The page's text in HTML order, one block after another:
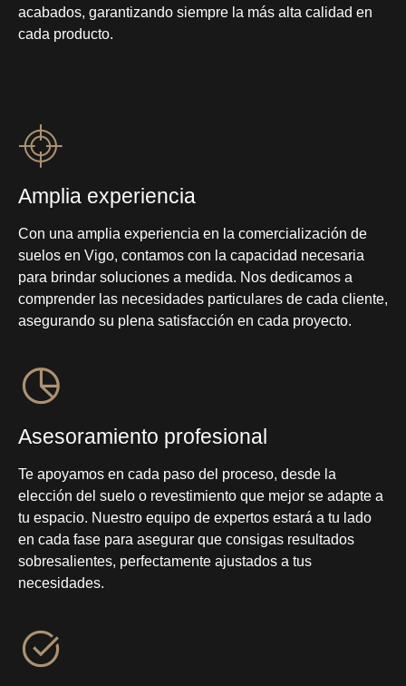
acabados, garantizando siempre la más alta calidad en
cada producto.
Amplia experiencia
Con una amplia experiencia en la comercialización de
suelos en Vigo, contamos con la capacidad necesaria
para brindar soluciones a medida. Nos dedicamos a
comprender las necesidades particulares de cada cliente,
asegurando su plena satisfacción en cada proyecto.
Asesoramiento profesional
Te apoyamos en cada paso del proceso, desde la
elección del suelo o revestimiento que mejor se adapte a
tu espacio. Nuestro equipo de expertos estará a tu lado
en cada fase para asegurar que consigas resultados
sobresalientes, perfectamente ajustados a tus
necesidades.